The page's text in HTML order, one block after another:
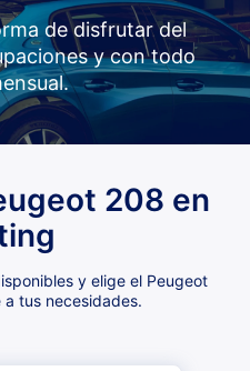
de disfrutar del
y con todo
208 en
y elige el Peugeot
tus necesidades.